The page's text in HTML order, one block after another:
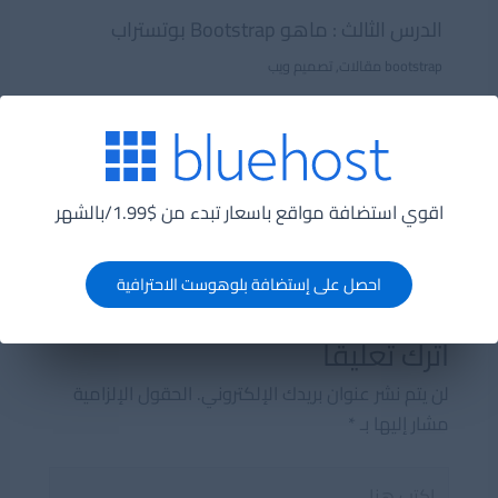
اقوي استضافة مواقع باسعار تبدء من $1.99/بالشهر
احصل على إستضافة بلوهوست الاحترافية
الدرس الثالث : ماهو Bootstrap بوتستراب
bootstrap مقالات تصميم ويب
الدرس الثانى : تهئية الملفات وتكويد االهيدر
اترك تعليقاً
لن يتم نشر عنوان بريدك الإلكتروني.
الحقول الإلزامية